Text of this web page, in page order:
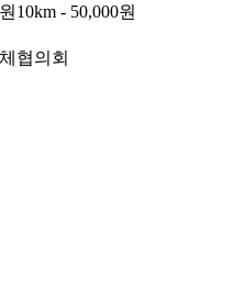
10km - 50,000원
협의회